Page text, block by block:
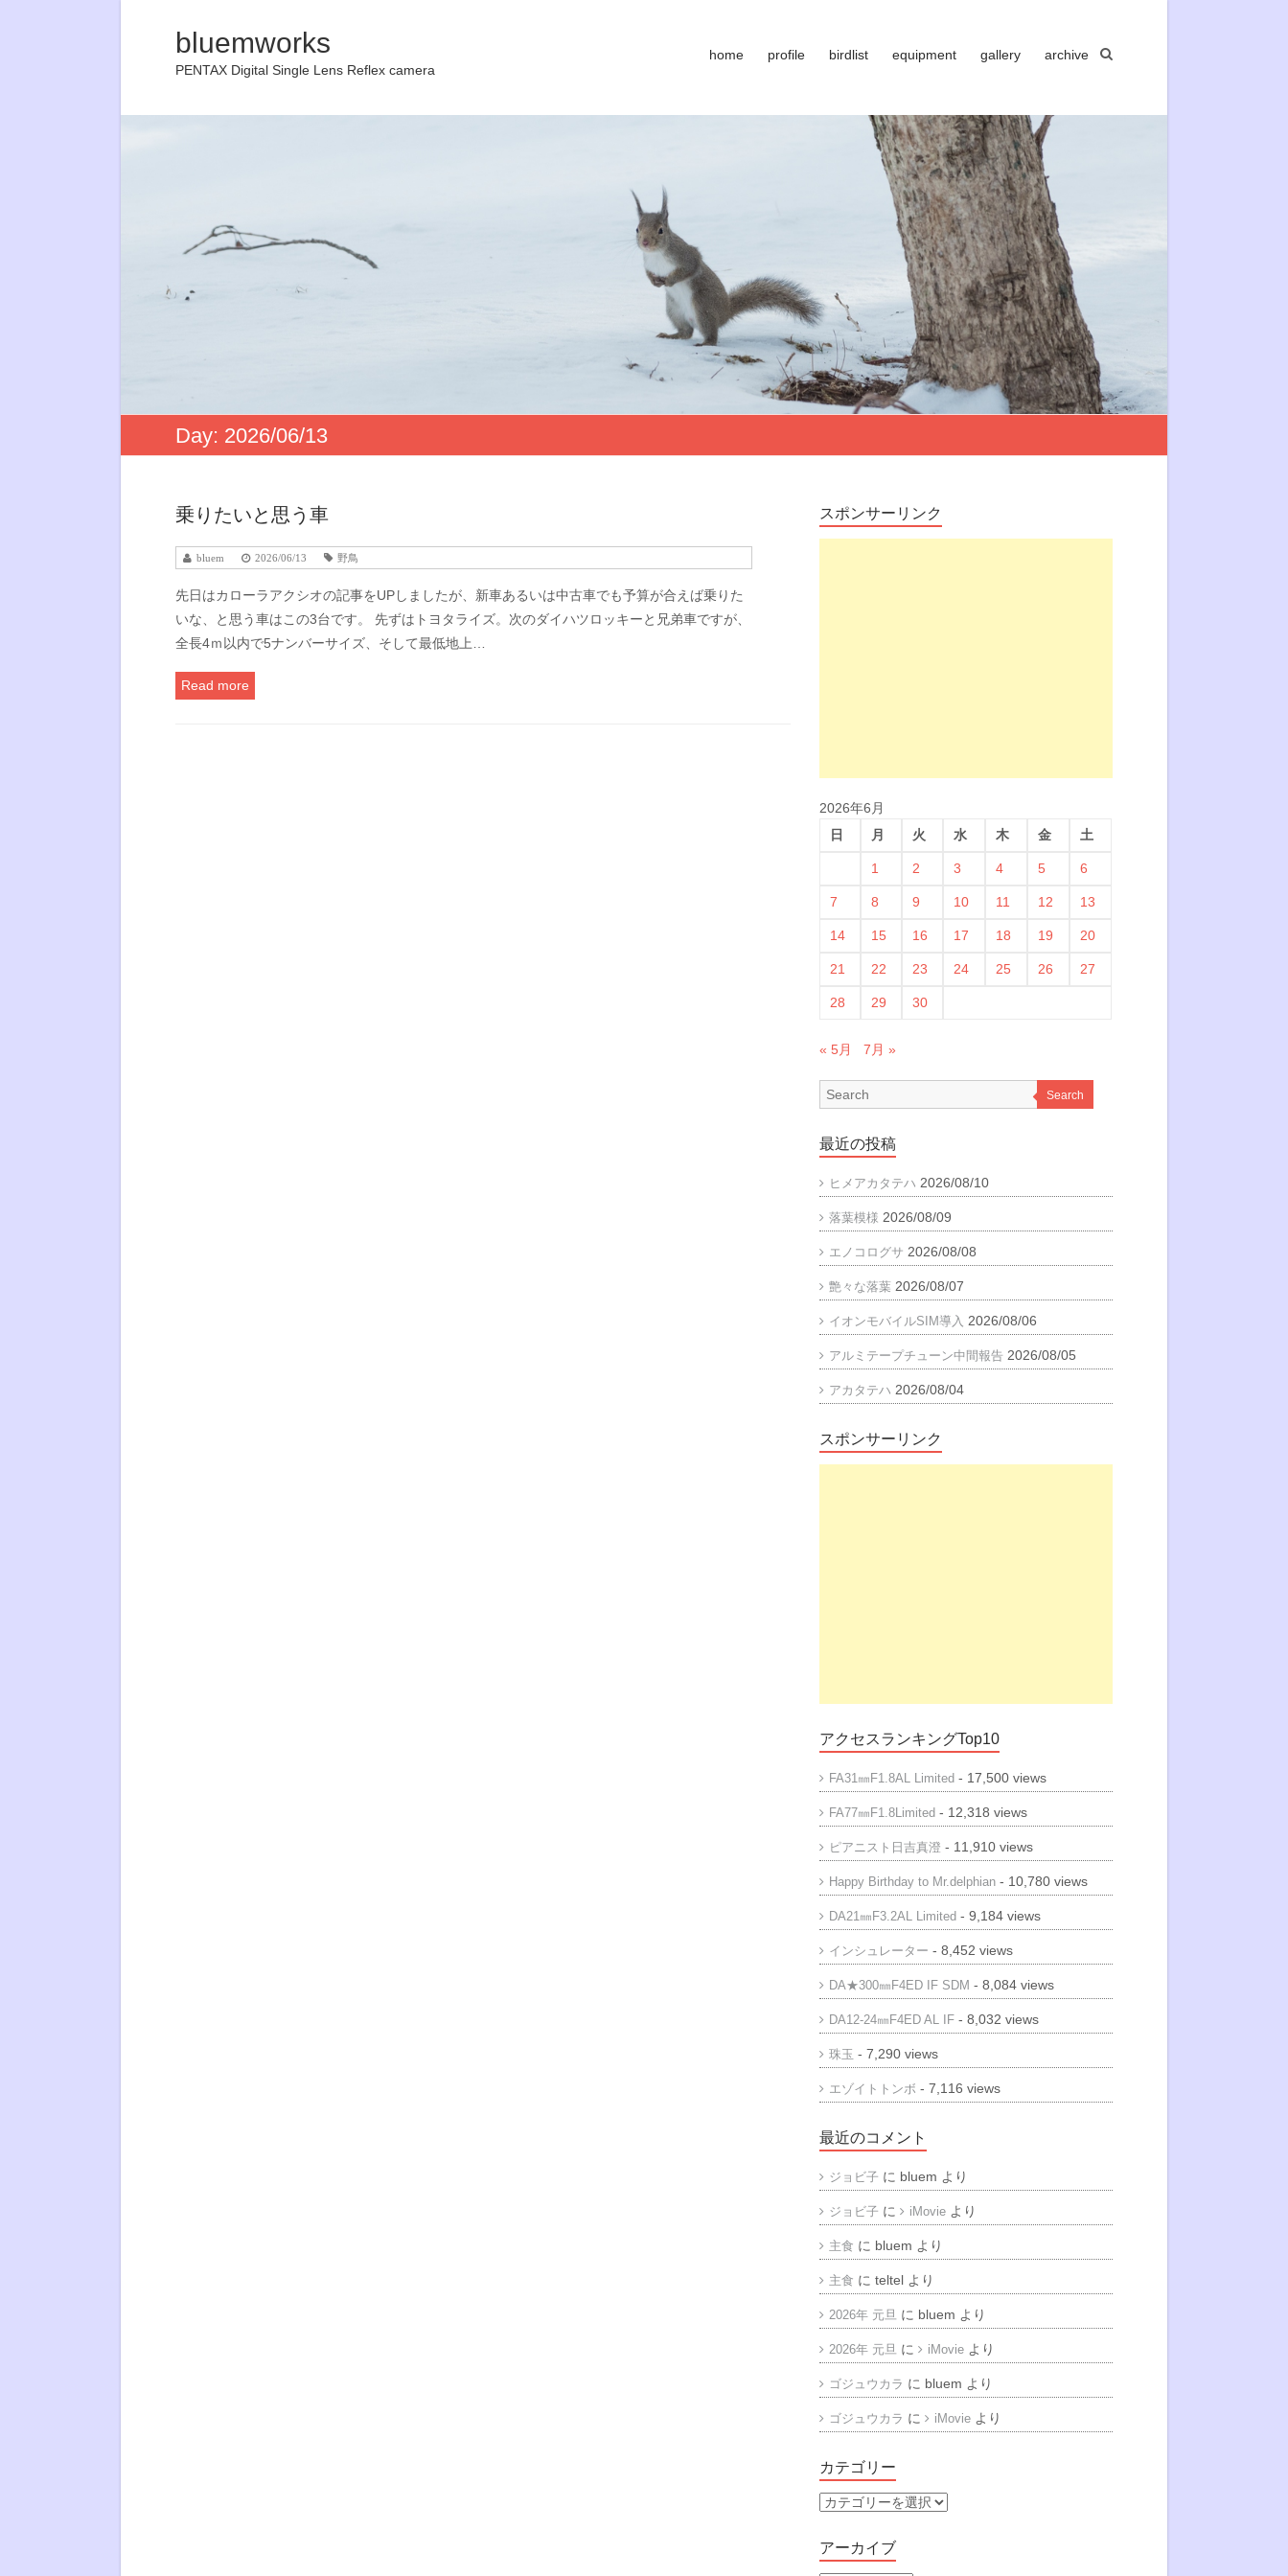
bluemworks
PENTAX Digital Single Lens Reflex camera
home profile birdlist equipment gallery archive
Day: 2026/06/13
乗りたいと思う車
bluem 2026/06/13 野鳥
先日はカローラアクシオの記事をUPしましたが、新車あるいは中古車でも予算が合えば乗りた
いな、と思う車はこの3台です。 先ずはトヨタライズ。次のダイハツロッキーと兄弟車ですが、
全長4ｍ以内で5ナンバーサイズ、そして最低地上…
Read more
スポンサーリンク
2026年6月
日
月 火 水 木 金 土
1 2 3 4 5 6
7 8 9 10 11 12 13
14 15 16 17 18 19 20
21 22 23 24 25 26 27
28 29 30
« 5月 7月 »
Search
最近の投稿
ヒメアカタテハ 2026/08/10
落葉模様 2026/08/09
エノコログサ 2026/08/08
艶々な落葉 2026/08/07
イオンモバイルSIM導入 2026/08/06
アルミテープチューン中間報告 2026/08/05
アカタテハ 2026/08/04
スポンサーリンク
アクセスランキングTop10
FA31㎜F1.8AL Limited - 17,500 views
FA77㎜F1.8Limited - 12,318 views
ピアニスト日吉真澄 - 11,910 views
Happy Birthday to Mr.delphian - 10,780 views
DA21㎜F3.2AL Limited - 9,184 views
インシュレーター - 8,452 views
DA★300㎜F4ED IF SDM - 8,084 views
DA12-24㎜F4ED AL IF - 8,032 views
珠玉 - 7,290 views
エゾイトトンボ - 7,116 views
最近のコメント
ジョビ子 に bluem より
ジョビ子 に iMovie より
主食 に bluem より
主食 にteltel より
2026年 元旦 に bluem より
2026年 元旦 に iMovie より
ゴジュウカラ に bluem より
ゴジュウカラ に iMovie より
カテゴリー
カ
ゴ
リ
アーカイブ